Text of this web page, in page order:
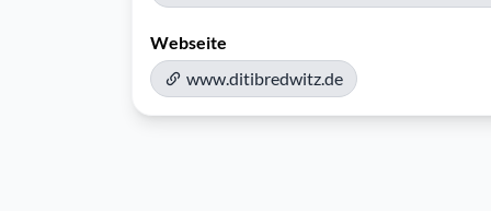
Webseite
www.ditibredwitz.de